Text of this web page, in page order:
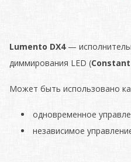
Lumento DX4—
диммирования LED (
Может быть использовано
одновременное
независимое